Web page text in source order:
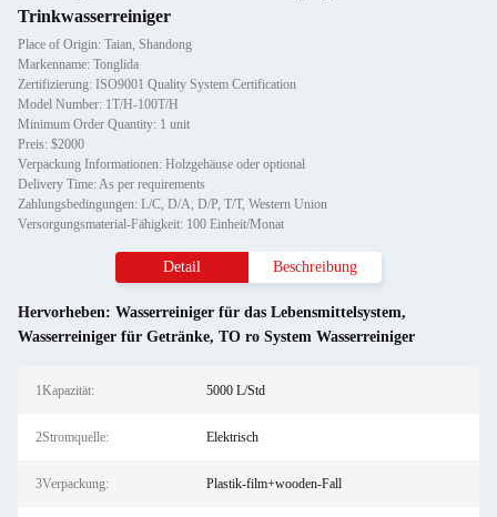
Trinkwasserreiniger
Place of Origin: Taian, Shandong
Markenname: Tonglida
Zertifizierung: ISO9001 Quality System Certification
Model Number: 1T/H-100T/H
Minimum Order Quantity: 1 unit
Preis: $2000
Verpackung Informationen: Holzgehäuse oder optional
Delivery Time: As per requirements
Zahlungsbedingungen: L/C, D/A, D/P, T/T, Western Union
Versorgungsmaterial-Fähigkeit: 100 Einheit/Monat
Detail Beschreibung
Hervorheben: Wasserreiniger für das Lebensmittelsystem,
Wasserreiniger für Getränke, TO ro System Wasserreiniger
1Kapazität: 5000 L/Std
2Stromquelle: Elektrisch
3Verpackung: Plastik-film+wooden-Fall